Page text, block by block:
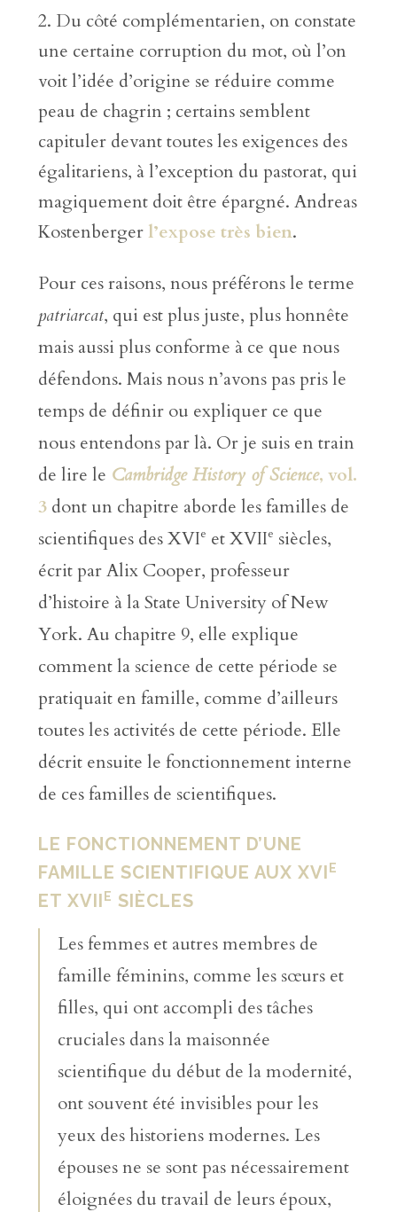
Du côté complémentarien, on constate
une certaine corruption du mot, où l’on
voit l’idée d’origine se réduire comme
peau de chagrin ; certains semblent
capituler devant toutes les exigences des
égalitariens, à l’exception du pastorat, qui
magiquement doit être épargné. Andreas
Kostenbergerl’expose très bien.
Pour ces raisons, nous préférons le terme
patriarcat, qui est plus juste, plus honnête
mais aussi plus conforme à ce que nous
défendons. Mais nous n’avons pas pris le
temps de définir ou expliquer ce que
nous entendons par là. Or je suis en train
de lire le Cambridge History of Science, vol.
3dont un chapitre aborde les familles de
scientifiques des XVIe et XVIIe siècles,
écrit par Alix Cooper, professeur
d’histoire à la State University of New
York. Au chapitre 9, elle explique
comment la science de cette période se
pratiquait en famille, comme d’ailleurs
toutes les activités de cette période. Elle
décrit ensuite le fonctionnement interne
de ces familles de scientifiques.
LE FONCTIONNEMENT D’UNE
FAMILLE SCIENTIFIQUE AUX XVIE
ET XVIIE SIÈCLES
Les femmes et autres membres de
famille féminins, comme les sœurs et
filles, qui ont accompli des tâches
cruciales dans la maisonnée
scientifique du début de la modernité,
ont souvent été invisibles pour les
yeux des historiens modernes. Les
épouses ne se sont pas nécessairement
éloignées du travail de leurs époux,